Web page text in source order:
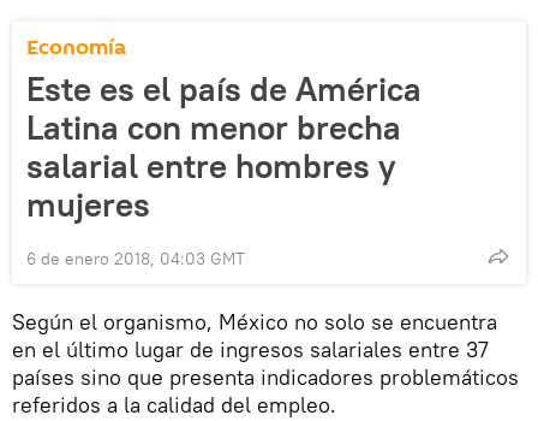
Economía
Este es el país de América
Latina con menor brecha
salarial entre hombres y
mujeres
6 de enero 2018, 04:03 GMT
Según el organismo, México no solo se encuentra
en el último lugar de ingresos salariales entre 37
países sino que presenta indicadores problemáticos
referidos a la calidad del empleo.